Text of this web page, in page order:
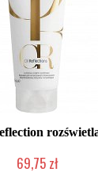
69,75 zł